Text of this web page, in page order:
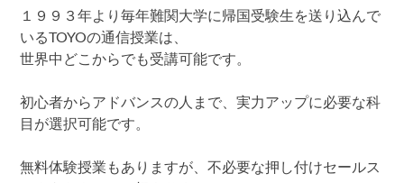
１９９３年より毎年難関大学に帰国受験生を送り込んで
いるTOYOの通信授業は、
世界中どこからでも受講可能です。
初心者からアドバンスの人まで、実力アップに必要な科
目が選択可能です。
無料体験授業もありますが、不必要な押し付けセールス